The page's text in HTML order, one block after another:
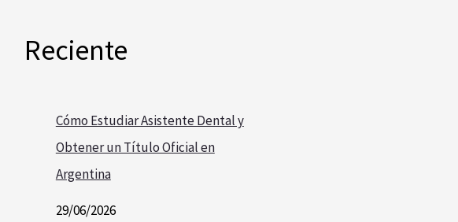
Reciente
Cómo Estudiar Asistente Dental y
Obtener un Título Oficial en
Argentina
29/06/2026